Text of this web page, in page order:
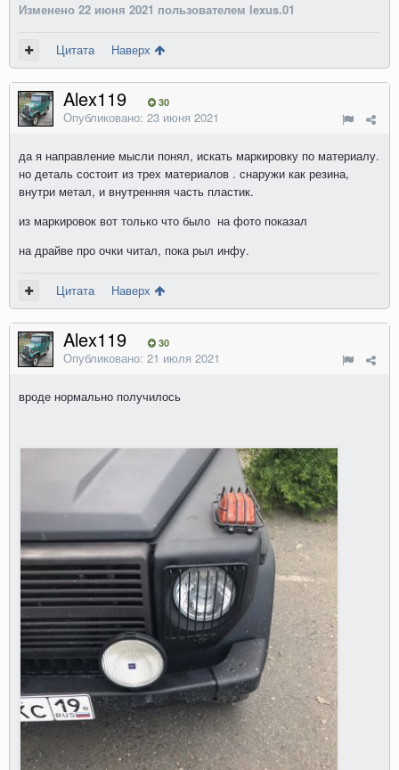
Изменено 22 июня 2021 пользователем lexus.01
Цитата Наверх
Alex119 30
Опубликовано: 23 июня 2021
да я направление мысли понял, искать маркировку по материалу.
но деталь состоит из трех материалов . снаружи как резина,
внутри метал, и внутренняя часть пластик.
из маркировок вот только что было на фото показал
на драйве про очки читал, пока рыл инфу.
Цитата Наверх
Alex119 30
Опубликовано: 21 июля 2021
вроде нормально получилось